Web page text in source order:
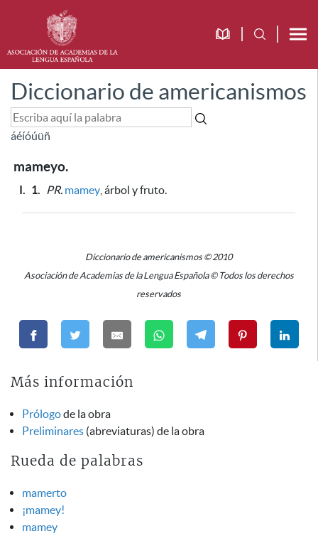
Diccionario de americanismos
áéíóúüñ
mameyo.
I. 1. PR. mamey , árbol y fruto.
Diccionario de americanismos © 2010
Asociación de Academias de la Lengua Española © Todos los derechos
reservados
Más información
Prólogode la obra
Preliminares (abreviaturas) de la obra
Rueda de palabras
mamerto
¡mamey!
mamey